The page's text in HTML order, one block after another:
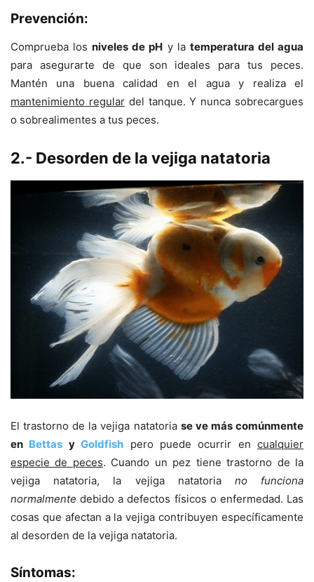
Prevención:
Comprueba losniveles de pH y la temperatura del agua
para asegurarte de que son ideales para tus peces.
Mantén una buena calidad en el agua y realiza el
mantenimiento regulardel tanque. Y nunca sobrecargues
o sobrealimentes a tus peces.
2.- Desorden de la vejiga natatoria
El trastorno de la vejiga natatoria se ve más comúnmente
en Bettas yGoldfish pero puede ocurrir en cualquier
especie de peces. Cuando un pez tiene trastorno de la
vejiga natatoria, la vejiga natatoria no funciona
normalmente debido a defectos físicos o enfermedad. Las
cosas que afectan a la vejiga contribuyen específicamente
al desorden de la vejiga natatoria.
Síntomas: